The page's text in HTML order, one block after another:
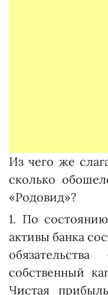
Из чего же
сколько
«Родовид»?
1. По
активы банка
собственный
Чистая